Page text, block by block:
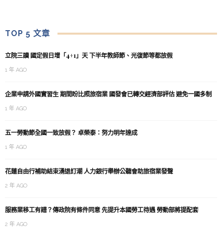
TOP 5 文章
立院三讀 國定假日增「4+1」天 下半年教師節、光復節等都放假
1 年 AGO
企業申請外國實習生 期間盼比照旅宿業 國發會已轉交經濟部評估 避免一國多制
1 年 AGO
五一勞動節全國一致放假？ 卓榮泰：努力明年達成
1 年 AGO
花蓮自由行補助結束湧退訂潮 人力銀行舉辦公聽會助旅宿業發聲
2 年 AGO
服務業移工有譜？傳政院有條件同意 先提升本國勞工待遇 勞動部將提配套
2 年 AGO